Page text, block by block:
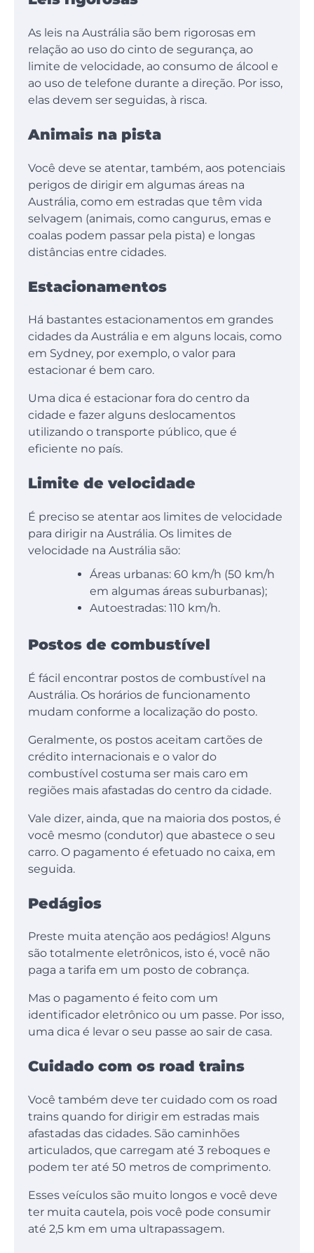
As leis na Austrália são bem rigorosas em
relação ao uso do cinto de segurança, ao
limite de velocidade, ao consumo de álcool e
ao uso de telefone durante a direção. Por isso,
elas devem ser seguidas, à risca.
Animais na pista
Você deve se atentar, também, aos potenciais
perigos de dirigir em algumas áreas na
Austrália, como em estradas que têm vida
selvagem (animais, como cangurus, emas e
coalas podem passar pela pista) e longas
distâncias entre cidades.
Estacionamentos
Há bastantes estacionamentos em grandes
cidades da Austrália e em alguns locais, como
em Sydney, por exemplo, o valor para
estacionar é bem caro.
Uma dica é estacionar fora do centro da
cidade e fazer alguns deslocamentos
utilizando o transporte público, que é
eficiente no país.
Limite de velocidade
É preciso se atentar aos limites de velocidade
para dirigir na Austrália. Os limites de
velocidade na Austrália são:
Áreas urbanas: 60 km/h (50 km/h
em algumas áreas suburbanas);
Autoestradas: 110 km/h.
Postos de combustível
É fácil encontrar postos de combustível na
Austrália. Os horários de funcionamento
mudam conforme a localização do posto.
Geralmente, os postos aceitam cartões de
crédito internacionais e o valor do
combustível costuma ser mais caro em
regiões mais afastadas do centro da cidade.
Vale dizer, ainda, que na maioria dos postos, é
você mesmo (condutor) que abastece o seu
carro. O pagamento é efetuado no caixa, em
seguida.
Pedágios
Preste muita atenção aos pedágios! Alguns
são totalmente eletrônicos, isto é, você não
paga a tarifa em um posto de cobrança.
Mas o pagamento é feito com um
identificador eletrônico ou um passe. Por isso,
uma dica é levar o seu passe ao sair de casa.
Cuidado com os road trains
Você também deve ter cuidado com os road
trains quando for dirigir em estradas mais
afastadas das cidades. São caminhões
articulados, que carregam até 3 reboques e
podem ter até 50 metros de comprimento.
Esses veículos são muito longos e você deve
ter muita cautela, pois você pode consumir
até 2,5 km em uma ultrapassagem.